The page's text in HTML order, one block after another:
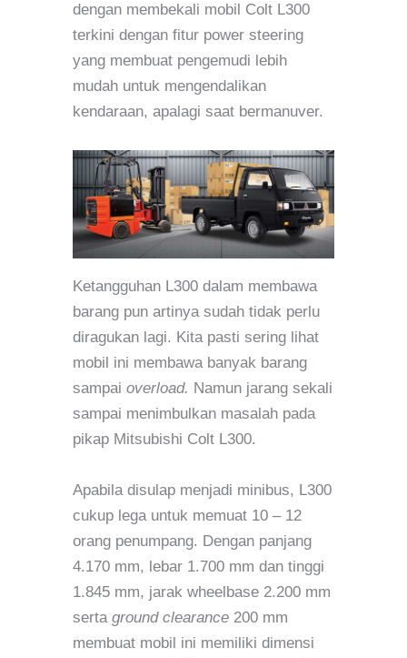
dengan membekali mobil Colt L300
terkini dengan fitur power steering
yang membuat pengemudi lebih
mudah untuk mengendalikan
kendaraan, apalagi saat bermanuver.
Ketangguhan L300 dalam membawa
barang pun artinya sudah tidak perlu
diragukan lagi. Kita pasti sering lihat
mobil ini membawa banyak barang
sampai overload. Namun jarang sekali
sampai menimbulkan masalah pada
pikap Mitsubishi Colt L300.
Apabila disulap menjadi minibus, L300
cukup lega untuk memuat 10 – 12
orang penumpang. Dengan panjang
4.170 mm, lebar 1.700 mm dan tinggi
1.845 mm, jarak wheelbase 2.200 mm
serta ground clearance 200 mm
membuat mobil ini memiliki dimensi